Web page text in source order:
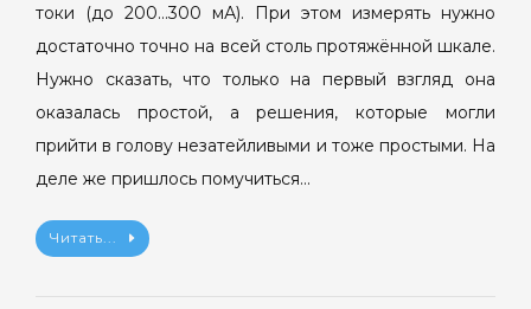
токи (до 200…300 мА). При этом измерять нужно
достаточно точно на всей столь протяжённой шкале.
Нужно сказать, что только на первый взгляд она
оказалась простой, а решения, которые могли
прийти в голову незатейливыми и тоже простыми. На
деле же пришлось помучиться…
Читать...